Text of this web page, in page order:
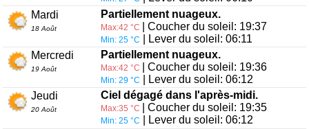
Mardi
18 Août
Partiellement nuageux.
Max:42 °C | Coucher du soleil: 19:37
Min: 25 °C
| Lever du soleil: 06:11
Mercredi
19 Août
Partiellement nuageux.
Max:42 °C | Coucher du soleil: 19:36
Min: 29 °C
| Lever du soleil: 06:12
Jeudi
20 Août
Ciel dégagé dans l'après-midi.
Max:35 °C | Coucher du soleil: 19:35
Min: 25 °C
| Lever du soleil: 06:12